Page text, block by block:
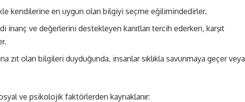
kendilerine en uygun olan bilgiyi seçme eğilimindedirler.
inanç ve değerlerini destekleyen kanıtları tercih ederken, karşıt
zıt olan bilgileri duyduğunda, insanlar sıklıkla savunmaya geçer veya
ve psikolojik faktörlerden kaynaklanır: